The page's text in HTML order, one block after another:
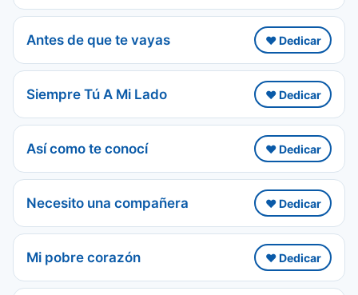
Antes de que te vayas ❤️ Dedicar
Siempre Tú A Mi Lado ❤️ Dedicar
Así como te conocí ❤️ Dedicar
Necesito una compañera ❤️ Dedicar
Mi pobre corazón ❤️ Dedicar